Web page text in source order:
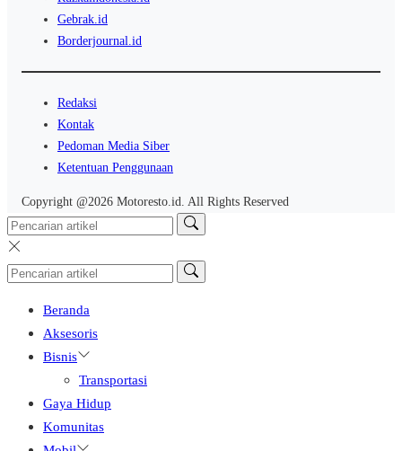
Gebrak.id
Borderjournal.id
Redaksi
Kontak
Pedoman Media Siber
Ketentuan Penggunaan
Copyright @2026 Motoresto.id. All Rights Reserved
Beranda
Aksesoris
Bisnis
Transportasi
Gaya Hidup
Komunitas